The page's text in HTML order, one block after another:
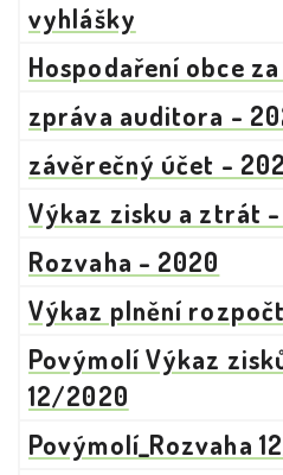
vyhlášky
Hospodaření obce
zpráva auditora -
závěrečný účet -
Výkaz zisku a ztrát
Rozvaha - 2020
Výkaz plnění
Povýmolí Výkaz
12/2020
Povýmolí_Rozvaha